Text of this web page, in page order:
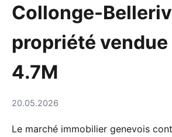
Collonge-
propriété vendue
4.7M
20.05.2026
Le marché immobilier genevois